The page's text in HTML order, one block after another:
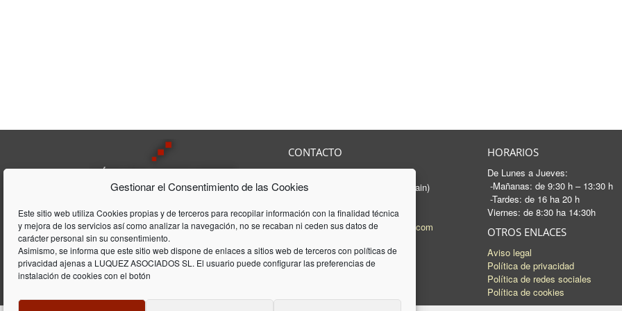
Gestionar el Consentimiento de las Cookies
Este sitio web utiliza Cookies propias y de terceros para recopilar información con la finalidad técnica
y mejora de los servicios así como analizar la navegación, no se recaban ni ceden sus datos de
carácter personal sin su consentimiento.
Asimismo, se informa que este sitio web dispone de enlaces a sitios web de terceros con políticas de
privacidad ajenas a LUQUEZ ASOCIADOS SL. El usuario puede configurar las preferencias de
instalación de cookies con el botón
Lúquez & ASSOCIATS, SL es una
Consultoría Laboral, que acumula
una trayectória de 20 años en el
ámbito laboral y de gestión de
empresas
CONTACTO
08208 Sabadell - Barcelona (Spain)
Fax:93 745 15 35
E-mail:mail@luquez-associats.com
HORARIOS
De Lunes a Jueves:
-Mañanas: de 9:30 h – 13:30 h
-Tardes: de 16 ha 20 h
Viernes: de 8:30 ha 14:30h
OTROS ENLACES
Aviso legal
Política de privacidad
Política de redes sociales
Política de cookies